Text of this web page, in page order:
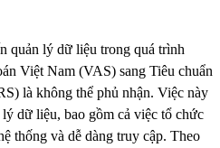
quản lý dữ liệu trong quá trình
Việt Nam (VAS) sang Tiêu chuẩn
là không thể phủ nhận. Việc này
dữ liệu, bao gồm cả việc tổ chức
thống và dễ dàng truy cập. Theo